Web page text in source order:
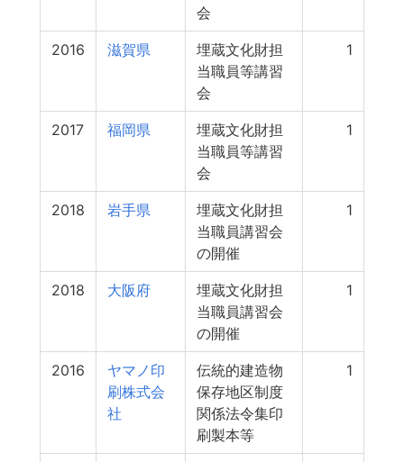
会
2016 滋賀県
埋蔵文化財担
当職員等講習
会
1
2017 福岡県
埋蔵文化財担
当職員等講習
会
1
2018 岩手県
埋蔵文化財担
当職員講習会
の開催
1
2018 大阪府
埋蔵文化財担
当職員講習会
の開催
1
2016
ヤマノ印
刷株式会
社
伝統的建造物
保存地区制度
関係法令集印
刷製本等
1